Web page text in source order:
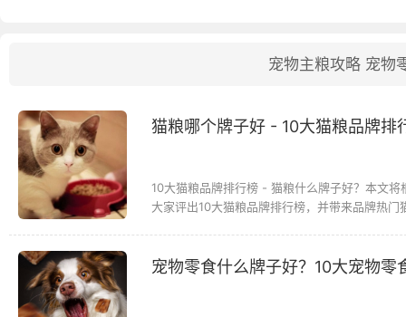
宠物主粮攻略 宠物
猫粮哪个牌子好 - 10大猫粮品牌排
10大猫粮品牌排行榜 - 猫粮什么牌子好？本文
大家评出10大猫粮品牌排行榜，并带来品牌热
宠物零食什么牌子好？10大宠物零